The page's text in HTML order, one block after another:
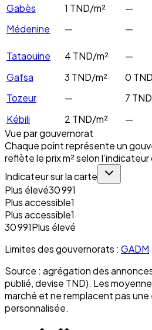
Gabès
1 TND/m² —
Médenine
— —
Tataouine 4 TND/m² —
Gafsa
3 TND/m² 0
Tozeur
— 7
Kébili
2 TND/m² —
Vue par gouvernorat
Chaque point représente un
reflète le prix m² selon l’indicateur
Indicateur sur la carte
Plus élevé30 991
Plus accessible1
Plus accessible1
30 991Plus élevé
Limites des gouvernorats : GADM
Source : agrégation des
publié, devise TND). Les
marché et ne remplacent pas
personnalisée.